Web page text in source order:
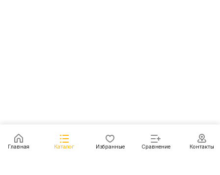
Главная Каталог Избранные Сравнение Контакты